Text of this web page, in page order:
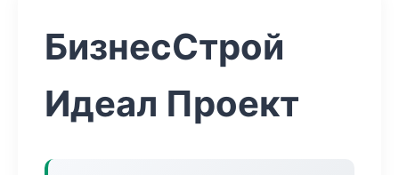
БизнесСтрой
Идеал Проект